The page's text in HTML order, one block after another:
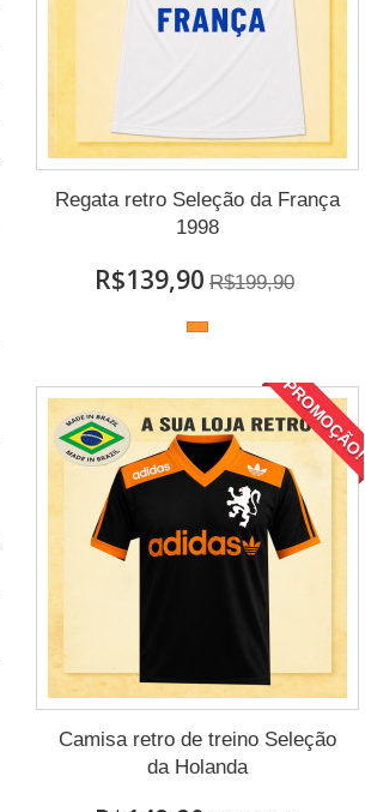
Regata retro Seleção da França
1998
R$139,90 R$199,90
PROMOÇÃO!
Camisa retro de treino Seleção
da Holanda